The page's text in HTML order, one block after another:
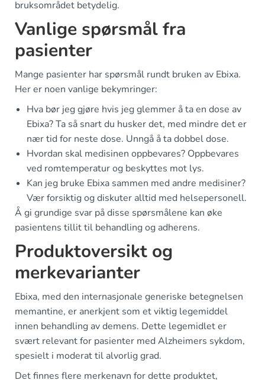
bruksområdet betydelig.
Vanlige spørsmål fra
pasienter
Mange pasienter har spørsmål rundt bruken av Ebixa.
Her er noen vanlige bekymringer:
Hva bør jeg gjøre hvis jeg glemmer å ta en dose av
Ebixa? Ta så snart du husker det, med mindre det er
nær tid for neste dose. Unngå å ta dobbel dose.
Hvordan skal medisinen oppbevares? Oppbevares
ved romtemperatur og beskyttes mot lys.
Kan jeg bruke Ebixa sammen med andre medisiner?
Vær forsiktig og diskuter alltid med helsepersonell.
Å gi grundige svar på disse spørsmålene kan øke
pasientens tillit til behandling og adherens.
Produktoversikt og
merkevarianter
Ebixa, med den internasjonale generiske betegnelsen
memantine, er anerkjent som et viktig legemiddel
innen behandling av demens. Dette legemidlet er
svært relevant for pasienter med Alzheimers sykdom,
spesielt i moderat til alvorlig grad.
Det finnes flere merkenavn for dette produktet,